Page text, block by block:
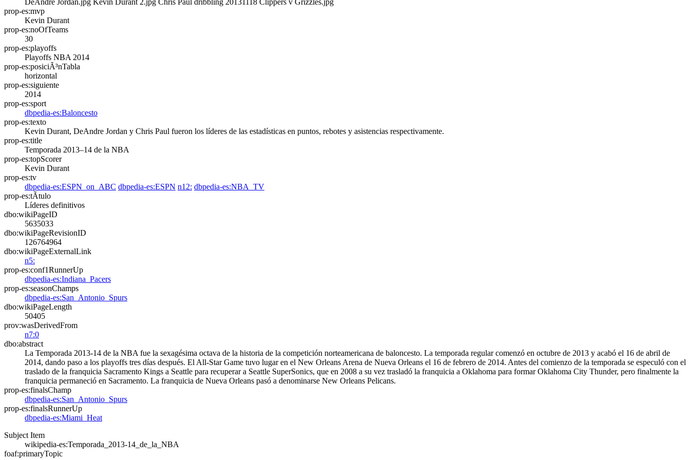
DeAndre Jordan.jpg Kevin Durant 2.jpg Chris Paul dribbling 20131118 Clippers v Grizzles.jpg
prop-es:mvp
Kevin Durant
prop-es:noOfTeams
30
prop-es:playoffs
Playoffs NBA 2014
prop-es:posiciÃ³nTabla
horizontal
prop-es:siguiente
2014
prop-es:sport
dbpedia-es:Baloncesto
prop-es:texto
Kevin Durant, DeAndre Jordan y Chris Paul fueron los líderes de las estadísticas en puntos, rebotes y asistencias respectivamente.
prop-es:title
Temporada 2013–14 de la NBA
prop-es:topScorer
Kevin Durant
prop-es:tv
dbpedia-es:ESPN_on_ABC dbpedia-es:ESPN n12: dbpedia-es:NBA_TV
prop-es:tÃ­tulo
Líderes definitivos
dbo:wikiPageID
5635033
dbo:wikiPageRevisionID
126764964
dbo:wikiPageExternalLink
n5:
prop-es:conf1RunnerUp
dbpedia-es:Indiana_Pacers
prop-es:seasonChamps
dbpedia-es:San_Antonio_Spurs
dbo:wikiPageLength
50405
prov:wasDerivedFrom
n7:0
dbo:abstract
La Temporada 2013-14 de la NBA fue la sexagésima octava de la historia de la competición norteamericana de baloncesto. La temporada regular comenzó en octubre de 2013 y acabó el 16 de abril de
2014, dando paso a los playoffs tres días después. El All-Star Game tuvo lugar en el New Orleans Arena de Nueva Orleans el 16 de febrero de 2014. Antes del comienzo de la temporada se especuló con el
traslado de la franquicia Sacramento Kings a Seattle​ para recuperar a Seattle SuperSonics, que en 2008 a su vez trasladó la franquicia a Oklahoma para formar Oklahoma City Thunder, pero finalmente la
franquicia permaneció en Sacramento.​ La franquicia de Nueva Orleans pasó a denominarse New Orleans Pelicans.​
prop-es:finalsChamp
dbpedia-es:San_Antonio_Spurs
prop-es:finalsRunnerUp
dbpedia-es:Miami_Heat
Subject Item
wikipedia-es:Temporada_2013-14_de_la_NBA
foaf:primaryTopic